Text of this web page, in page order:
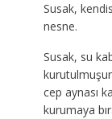
Susak,
nesne.
Susak, su
cep aynası
kurumaya